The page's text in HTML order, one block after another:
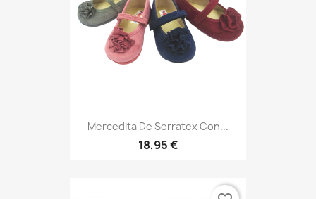
Mercedita De Serratex Con...
18,95 €